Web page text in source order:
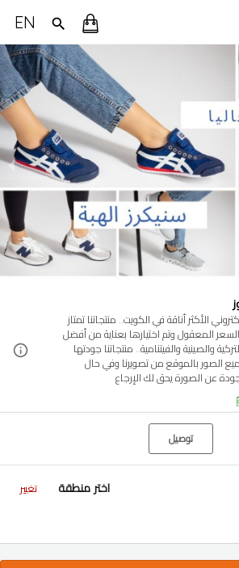
EN
الأكثر أناقة في الكويت.. منتجاتنا تمتاز
المعقول وتم اختيارها بعناية من أفضل
والصينية والفيتنامية.. منتجاتنا جودتها
الصور بالموقع من تصويرنا وفي حال
عن الصورة يحق لك الإرجاع
توصيل
اختر منطقة تغيير